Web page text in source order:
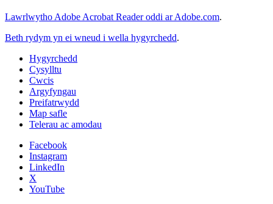
Lawrlwytho Adobe Acrobat Reader oddi ar Adobe.com.
Beth rydym yn ei wneud i wella hygyrchedd.
Hygyrchedd
Cysylltu
Cwcis
Argyfyngau
Preifatrwydd
Map safle
Telerau ac amodau
Facebook
Instagram
LinkedIn
X
YouTube